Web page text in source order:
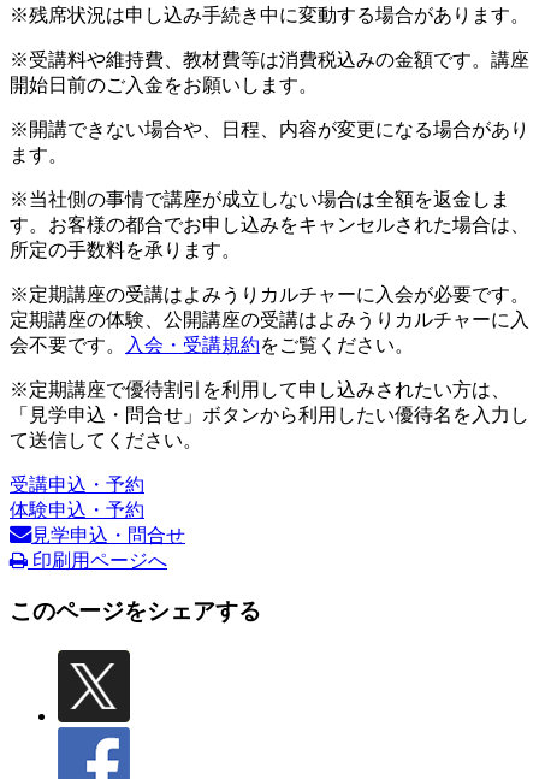
※残席状況は申し込み手続き中に変動する場合があります。
※受講料や維持費、教材費等は消費税込みの金額です。講座
開始日前のご入金をお願いします。
※開講できない場合や、日程、内容が変更になる場合があり
ます。
※当社側の事情で講座が成立しない場合は全額を返金しま
す。お客様の都合でお申し込みをキャンセルされた場合は、
所定の手数料を承ります。
※定期講座の受講はよみうりカルチャーに入会が必要です。
定期講座の体験、公開講座の受講はよみうりカルチャーに入
会不要です。
入会・受講規約をご覧ください。
※定期講座で優待割引を利用して申し込みされたい方は、
「見学申込・問合せ」ボタンから利用したい優待名を入力し
て送信してください。
受講申込・予約
体験申込・予約
見学申込・問合せ
印刷用ページへ
このページをシェアする